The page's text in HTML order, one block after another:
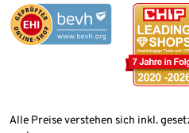
Alle Preise verstehen sich inkl.